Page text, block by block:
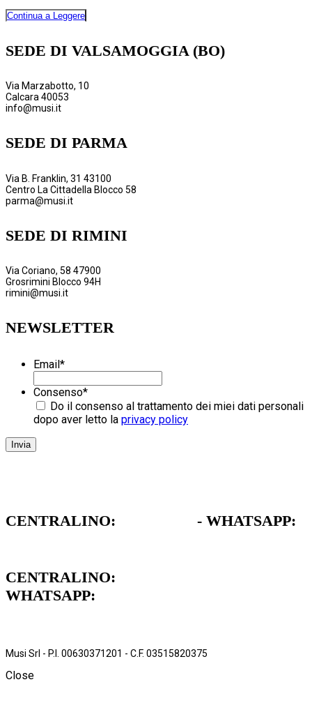
Continua a Leggere
SEDE DI VALSAMOGGIA (BO)
Via Marzabotto, 10
Calcara 40053
info@musi.it
SEDE DI PARMA
Via B. Franklin, 31 43100
Centro La Cittadella Blocco 58
parma@musi.it
SEDE DI RIMINI
Via Coriano, 58 47900
Grosrimini Blocco 94H
rimini@musi.it
NEWSLETTER
Email*
Consenso*
Do il consenso al trattamento dei miei dati personali
dopo aver letto la privacy policy
CENTRALINO:
- WHATSAPP:
CENTRALINO:
WHATSAPP:
Musi Srl - P.I. 00630371201 - C.F. 03515820375
Close